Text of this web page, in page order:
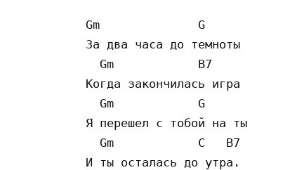
Gm              G
За два часа до темноты
  Gm            B7
Когда закончилась игра
  Gm            G
Я перешел с тобой на ты
  Gm            C   B7
И ты осталась до утра.